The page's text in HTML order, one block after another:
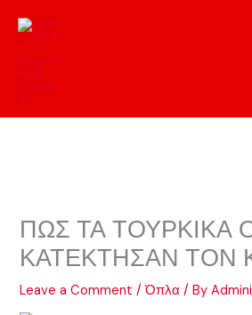
content
ΠΩΣ ΤΑ ΤΟΥΡΚΙΚΑ
ΚΑΤΕΚΤΗΣΑΝ ΤΟΝ
Leave a Comment /Όπλα / By